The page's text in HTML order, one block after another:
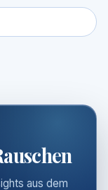
aus dem